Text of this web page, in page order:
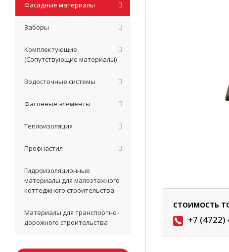
СТОИМОСТЬ
+7 (4722)
Фасадные материалы
Заборы
Комплектующие
(Сопутствующие материалы)
Водосточные системы
Фасонные элементы
Теплоизоляция
Профнастил
Гидроизоляционные
материалы для малоэтажного
коттеджного строительства
Материалы для транспортно-
дорожного строительства